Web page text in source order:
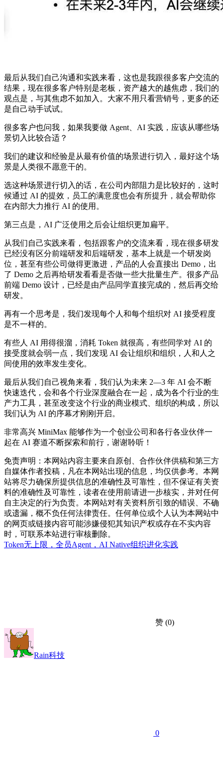
最后从我们自己沟通和实践来看，这也是我跟很多客户交流的
结果，现在很多客户特别是老板，资产越大的越焦虑，我们的
观点是，与其焦虑不如加入。大家不用只看营销号，更多的还
是自己动手试试。
很多客户也问我，如果我要做 Agent、AI 实践，应该从哪些场
景切入比较合适？
我们的建议和经验是从最有价值的场景进行切入，最好这个场
景是人类很不愿意干的。
选这种场景进行切入的话，在公司内部阻力是比较好的，这时
候通过 AI 的提效，员工的满意度也会有所提升，就会帮助你
在内部大力推行 AI 的使用。
第三点是，AI 广泛使用之后会让组织更加扁平。
从我们自己实践来看，包括跟客户的交流来看，现在很多研发
已经没有区分前端研发和后端研发，基本上就是一个研发岗
位，甚至有些公司做得更激进，产品的人会直接出 Demo，出
了 Demo 之后再给研发看看是否做一些大批量生产。很多产品
前端 Demo 设计，已经是由产品同学直接完成的，然后再交给
研发。
再有一个思考是，我们发现每个人和每个组织对 AI 接受程度
是不一样的。
有些人 AI 用得很溜，消耗 Token 就很高，有些同学对 AI 的
接受度就会弱一点，我们发现 AI 会让组织和组织，人和人之
间使用的效率发生变化。
最后从我们自己视角来看，我们认为未来 2—3 年 AI 会不断
快速迭代，会和各个行业深度融合在一起，成为各个行业的生
产力工具，甚至改变这个行业的商业模式、组织的构成，所以
我们认为 AI 的序幕才刚刚开启。
非常高兴 MiniMax 能够作为一个创业公司和各行各业伙伴一
起在 AI 赛道不断探索和前行，谢谢聆听！
免责声明：本网站内容主要来自原创、合作伙伴供稿和第三方
自媒体作者投稿，凡在本网站出现的信息，均仅供参考。本网
站将尽力确保所提供信息的准确性及可靠性，但不保证有关资
料的准确性及可靠性，读者在使用前请进一步核实，并对任何
自主决定的行为负责。本网站对有关资料所引致的错误、不确
或遗漏，概不负任何法律责任。任何单位或个人认为本网站中
的网页或链接内容可能涉嫌侵犯其知识产权或存在不实内容
时，可联系本站进行审核删除。
Token无上限，全员Agent，AI Native组织进化实践
赞 (0)
Rain科技
0